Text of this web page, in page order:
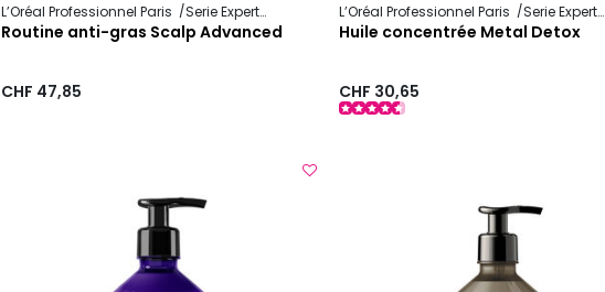
L’Oréal Professionnel Paris Serie Expert Scalp Advanced
Routine anti-gras Scalp Advanced
CHF 47,85
L’Oréal Professionnel Paris Serie Expert
Huile concentrée Metal Detox
CHF 30,65